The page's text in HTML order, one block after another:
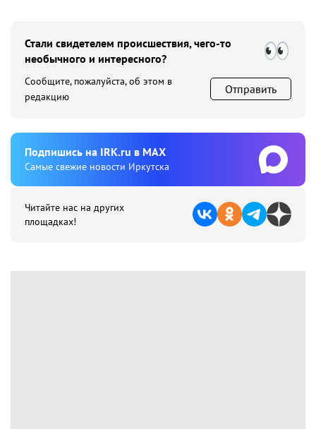
Стали свидетелем происшествия, чего-то
необычного и интересного?
Сообщите, пожалуйста, об этом в
редакцию
Отправить
Подпишиcь на IRK.ru в MAX
Cамые свежие новости Иркутска
Читайте нас на других
площадках!